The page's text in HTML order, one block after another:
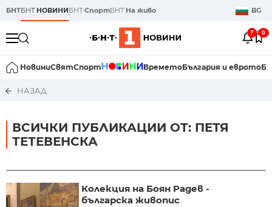
БНТБНТ НОВИНИБНТСпортБНТ На живо BG
7 0
НовиниСвятСпорт ВреметоБългария и еврото
НАЗАД
ВСИЧКИ ПУБЛИКАЦИИ ОТ: ПЕТЯ
ТЕТЕВЕНСКА
Колекция на Боян Радев -
българска живопис